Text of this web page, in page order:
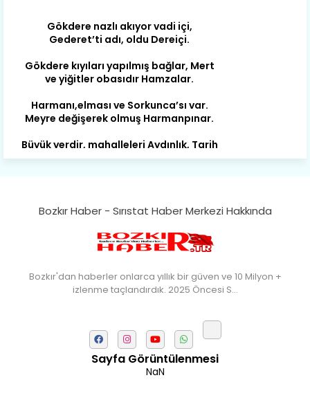
Gökdere kıyıları yapılmış bağlar, Mert
Harmanı,elması ve Sorkunca’sı var.
Büyük yerdir, mahalleleri Aydınlık, Tarih
Belören, Koçaş, Kuzören vermiş hep
yorgun. Şehit Berâtlı, halkı yiğit genç
Perşembe de yaşlılardan aldım öğüt,
Tarih, kültür, ozan ve Gazi orda var.
Ortaoluk çeşmenden su içen kanar,
Bozkır’a yakın şirin köy Akçapınar.
Okuyan, yazıp bileni hep umutlu,
Bozkır Haber - Sırıstat Haber Merkezi Hakkında
Bozkır'dan haberler onlarca yıllık bir güven ve 10 Milyon +
izlenme taçlandırdık. 2025 Öncesi S…
Sayfa Görüntülenmesi
NaN